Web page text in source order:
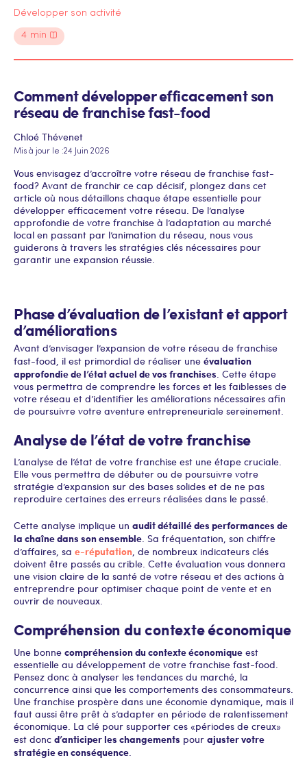
Développer son activité
4 min
Comment développer efficacement son
réseau de franchise fast-food
Chloé Thévenet
Mis à jour le :24 Juin 2026
Vous envisagez d’accroître votre réseau de franchise fast-
food ? Avant de franchir ce cap décisif, plongez dans cet
article où nous détaillons chaque étape essentielle pour
développer efficacement votre réseau. De l’analyse
approfondie de votre franchise à l’adaptation au marché
local en passant par l’animation du réseau, nous vous
guiderons à travers les stratégies clés nécessaires pour
garantir une expansion réussie.
Phase d’évaluation de l’existant et apport
d’améliorations
Avant d’envisager l’expansion de votre réseau de franchise
fast-food, il est primordial de réaliser une évaluation
approfondie de l’état actuel de vos franchises. Cette étape
vous permettra de comprendre les forces et les faiblesses de
votre réseau et d’identifier les améliorations nécessaires afin
de poursuivre votre aventure entrepreneuriale sereinement.
Analyse de l’état de votre franchise
L’analyse de l’état de votre franchise est une étape cruciale.
Elle vous permettra de débuter ou de poursuivre votre
stratégie d’expansion sur des bases solides et de ne pas
reproduire certaines des erreurs réalisées dans le passé.
Cette analyse implique un audit détaillé des performances de
la chaîne dans son ensemble. Sa fréquentation, son chiffre
d’affaires, sa e-réputation, de nombreux indicateurs clés
doivent être passés au crible. Cette évaluation vous donnera
une vision claire de la santé de votre réseau et des actions à
entreprendre pour optimiser chaque point de vente et en
ouvrir de nouveaux.
Compréhension du contexte économique
Une bonne compréhension du contexte économique est
essentielle au développement de votre franchise fast-food.
Pensez donc à analyser les tendances du marché, la
concurrence ainsi que les comportements des consommateurs.
Une franchise prospère dans une économie dynamique, mais il
faut aussi être prêt à s’adapter en période de ralentissement
économique. La clé pour supporter ces « périodes de creux »
est donc d’anticiper les changements pour ajuster votre
stratégie en conséquence.